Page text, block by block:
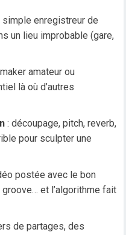
simple enregistreur de
un lieu improbable (gare,
amateur ou
là où d’autres
: découpage, pitch, reverb,
pour sculpter une
postée avec le bon
et l’algorithme fait
de partages, des